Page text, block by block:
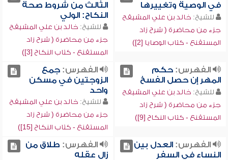
في الوصية وتغييرها
للشيخ: خالد بن علي المشيقح
جزء من محاضرة ( شرح زاد
المستقنع - كتاب الوصايا [2])
الثالث من شروط صحة
النكاح: الولي
للشيخ: خالد بن علي المشيقح
جزء من محاضرة ( شرح زاد
المستقنع - كتاب النكاح [3])
الفهرس:حكم
المهر إن حصل الفسخ
للشيخ: خالد بن علي المشيقح
جزء من محاضرة ( شرح زاد
المستقنع - كتاب النكاح [9])
الفهرس:جمع
الزوجتين في مسكن
واحد
للشيخ: خالد بن علي المشيقح
جزء من محاضرة ( شرح زاد
المستقنع - كتاب النكاح [15])
الفهرس:العدل بين
النساء في السفر
الفهرس: طلاق من
زال عقله